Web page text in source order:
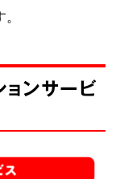
ョンサービ